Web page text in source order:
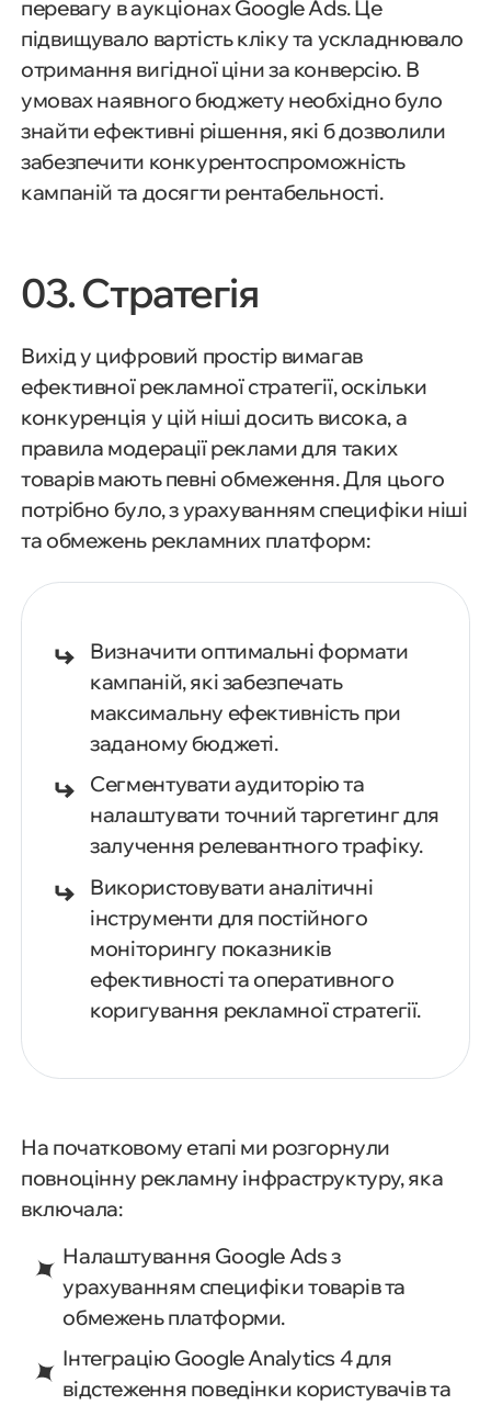
перевагу в аукціонах Google Ads. Це
підвищувало вартість кліку та ускладнювало
отримання вигідної ціни за конверсію. В
умовах наявного бюджету необхідно було
знайти ефективні рішення, які б дозволили
забезпечити конкурентоспроможність
кампаній та досягти рентабельності.
03. Стратегія
Вихід у цифровий простір вимагав
ефективної рекламної стратегії, оскільки
конкуренція у цій ніші досить висока, а
правила модерації реклами для таких
товарів мають певні обмеження. Для цього
потрібно було, з урахуванням специфіки ніші
та обмежень рекламних платформ:
Визначити оптимальні формати
кампаній, які забезпечать
максимальну ефективність при
заданому бюджеті.
Сегментувати аудиторію та
налаштувати точний таргетинг для
залучення релевантного трафіку.
Використовувати аналітичні
інструменти для постійного
моніторингу показників
ефективності та оперативного
коригування рекламної стратегії.
На початковому етапі ми розгорнули
повноцінну рекламну інфраструктуру, яка
включала:
Налаштування Google Ads з
урахуванням специфіки товарів та
обмежень платформи.
Інтеграцію Google Analytics 4 для
відстеження поведінки користувачів та